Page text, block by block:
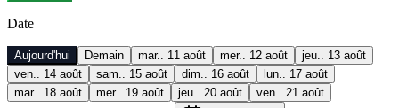
Date
Aujourd'hui Demain mar.. 11 août mer.. 12 août
jeu.. 13 août
ven.. 14 août
sam.. 15 août dim.. 16 août
lun.. 17 août
mar.. 18 août
mer.. 19 août jeu.. 20 août ven.. 21 août